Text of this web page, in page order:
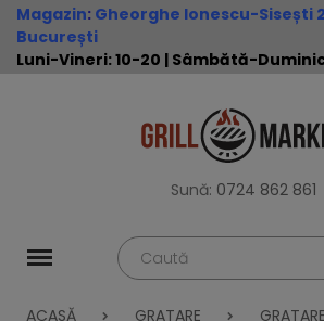
Magazin: Gheorghe Ionescu-Sisești
București
Luni-Vineri: 10-20 | Sâmbătă-
Sună: 0724 862 861
ACASĂ
GRATARE